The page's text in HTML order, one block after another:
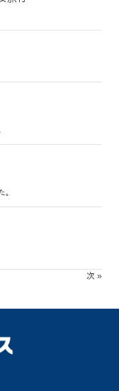
。
次 »